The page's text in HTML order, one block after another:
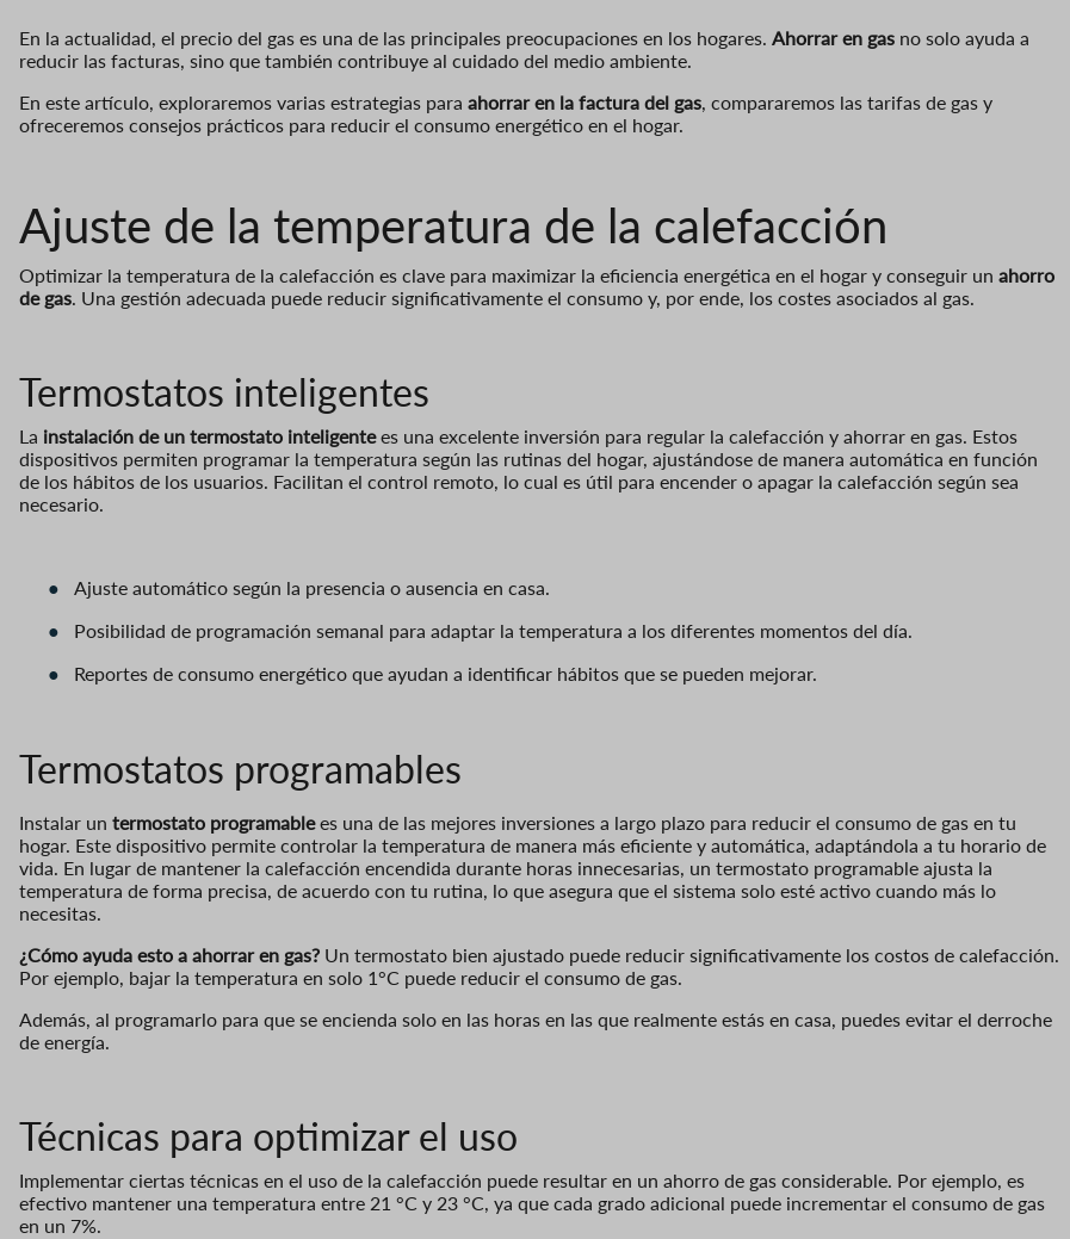
En la actualidad, el precio del gas es una de las principales preocupaciones en los hogares. Ahorrar en gas no solo ayuda a
reducir las facturas, sino que también contribuye al cuidado del medio ambiente.
En este artículo, exploraremos varias estrategias para ahorrar en la factura del gas, compararemos las tarifas de gas y
ofreceremos consejos prácticos para reducir el consumo energético en el hogar.
Ajuste de la temperatura de la calefacción
Optimizar la temperatura de la calefacción es clave para maximizar la eficiencia energética en el hogar y conseguir un ahorro
de gas. Una gestión adecuada puede reducir significativamente el consumo y, por ende, los costes asociados al gas.
Termostatos inteligentes
La instalación de un termostato inteligentees una excelente inversión para regular la calefacción y ahorrar en gas. Estos
dispositivos permiten programar la temperatura según las rutinas del hogar, ajustándose de manera automática en función
de los hábitos de los usuarios. Facilitan el control remoto, lo cual es útil para encender o apagar la calefacción según sea
necesario.
● Ajuste automático según la presencia o ausencia en casa.
● Posibilidad de programación semanal para adaptar la temperatura a los diferentes momentos del día.
● Reportes de consumo energético que ayudan a identificar hábitos que se pueden mejorar.
Termostatos programables
Instalar un termostato programablees una de las mejores inversiones a largo plazo para reducir el consumo de gas en tu
hogar. Este dispositivo permite controlar la temperatura de manera más eficiente y automática, adaptándola a tu horario de
vida. En lugar de mantener la calefacción encendida durante horas innecesarias, un termostato programable ajusta la
temperatura de forma precisa, de acuerdo con tu rutina, lo que asegura que el sistema solo esté activo cuando más lo
necesitas.
¿Cómo ayuda esto a ahorrar en gas? Un termostato bien ajustado puede reducir significativamente los costos de calefacción.
Por ejemplo, bajar la temperatura en solo 1°C puede reducir el consumo de gas.
Además, al programarlo para que se encienda solo en las horas en las que realmente estás en casa, puedes evitar el derroche
de energía.
Técnicas para optimizar el uso
Implementar ciertas técnicas en el uso de la calefacción puede resultar en un ahorro de gas considerable. Por ejemplo, es
efectivo mantener una temperatura entre 21 °C y 23 °C, ya que cada grado adicional puede incrementar el consumo de gas
en un 7%.